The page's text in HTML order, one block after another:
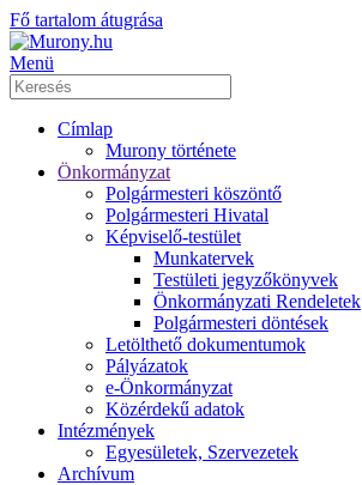
Fő tartalom átugrása
Menü
Címlap
Murony története
Önkormányzat
Polgármesteri köszöntő
Polgármesteri Hivatal
Képviselő-testület
Munkatervek
Testületi jegyzőkönyvek
Önkormányzati Rendeletek
Polgármesteri döntések
Letölthető dokumentumok
Pályázatok
e-Önkormányzat
Közérdekű adatok
Intézmények
Egyesületek, Szervezetek
Archívum